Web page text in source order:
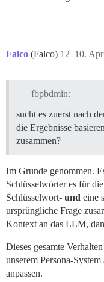
Falco (Falco) 10.
12
fbpbdmin:
sucht es zuerst nach
die Ergebnisse
zusammen?
Im Grunde genommen.
Schlüsselwörter es für
Schlüsselwort- und eine
ursprüngliche Frage
Kontext an das LLM,
Dieses gesamte
unserem Persona-
anpassen.